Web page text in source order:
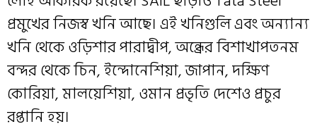
প্রমুখের নিজস্ব খনি আছে। এই খনিগুলি এবং অন্যান্য
খনি থেকে ওড়িশার পারাদ্বীপ, অন্ধ্রের বিশাখাপতনম
বন্দর থেকে চিন, ইন্দোনেশিয়া, জাপান, দক্ষিণ
কোরিয়া, মালয়েশিয়া, ওমান প্রভৃতি দেশেও প্রচুর
রপ্তানি হয়।